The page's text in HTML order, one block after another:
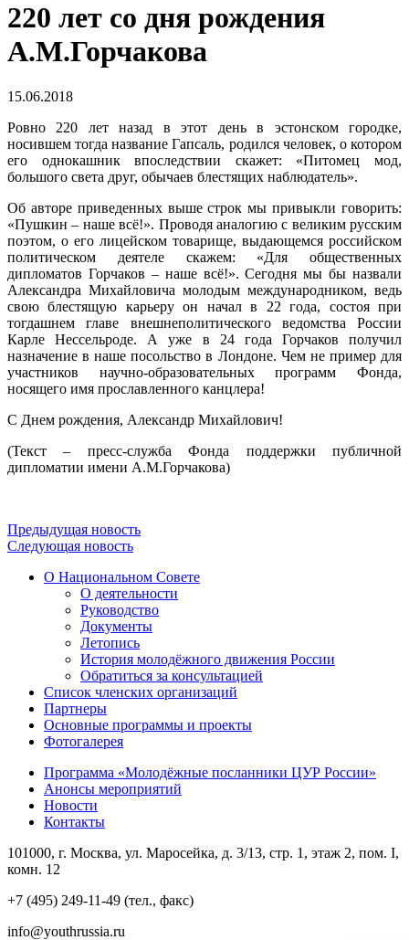
220 лет со дня рождения
А.М.Горчакова
15.06.2018
Ровно 220 лет назад в этот день в эстонском городке,
носившем тогда название Гапсаль, родился человек, о котором
его однокашник впоследствии скажет: «Питомец мод,
большого света друг, обычаев блестящих наблюдатель».
Об авторе приведенных выше строк мы привыкли говорить:
«Пушкин – наше всё!». Проводя аналогию с великим русским
поэтом, о его лицейском товарище, выдающемся российском
политическом деятеле скажем: «Для общественных
дипломатов Горчаков – наше всё!». Сегодня мы бы назвали
Александра Михайловича молодым международником, ведь
свою блестящую карьеру он начал в 22 года, состоя при
тогдашнем главе внешнеполитического ведомства России
Карле Нессельроде. А уже в 24 года Горчаков получил
назначение в наше посольство в Лондоне. Чем не пример для
участников научно-образовательных программ Фонда,
носящего имя прославленного канцлера!
С Днем рождения, Александр Михайлович!
(Текст – пресс-служба Фонда поддержки публичной
дипломатии имени А.М.Горчакова)
Предыдущая новость
Следующая новость
О Национальном Совете
О деятельности
Руководство
Документы
Летопись
История молодёжного движения России
Обратиться за консультацией
Список членских организаций
Партнеры
Основные программы и проекты
Фотогалерея
Программа «Молодёжные посланники ЦУР России»
Анонсы мероприятий
Новости
Контакты
101000, г. Москва, ул. Маросейка, д. 3/13, стр. 1, этаж 2, пом. I,
комн. 12
+7 (495) 249-11-49 (тел., факс)
info@youthrussia.ru